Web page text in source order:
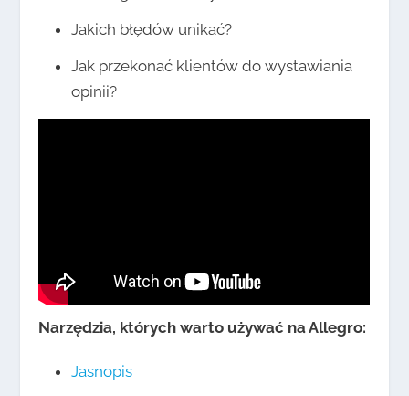
Jakich błędów unikać?
Jak przekonać klientów do wystawiania
opinii?
Narzędzia, których warto używać na Allegro:
Jasnopis